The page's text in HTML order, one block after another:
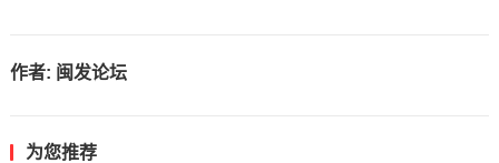
作者: 闽发论坛
为您推荐